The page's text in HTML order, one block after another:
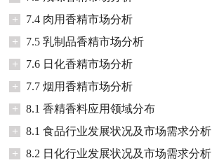
+
7.4 肉用香精市场分析
+
7.5 乳制品香精市场分析
+
7.6 日化香精市场分析
+
7.7 烟用香精市场分析
+
8.1 香精香料应用领域分布
+
8.1 食品行业发展状况及市场需求分析
+
8.2 日化行业发展状况及市场需求分析